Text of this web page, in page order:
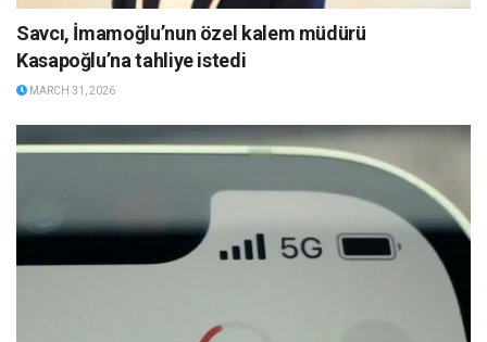
Savcı, İmamoğlu’nun özel kalem müdürü
Kasapoğlu’na tahliye istedi
MARCH 31, 2026